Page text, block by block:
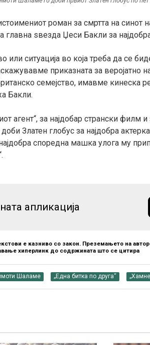
роман за смртта на
главна ѕвезда Џеси Бакли за
или ситуација во која треба да се
приказната за веројатно
семејство, имавме кинеска
Бакли.
агент“, за најдобар странски филм
Златен глобус за најдобра
споредна машка улога му
апликација
е казниво со закон. Преземањето на
хиперлинк до содржината што се цитира
Шаламе „Една битка по друга“